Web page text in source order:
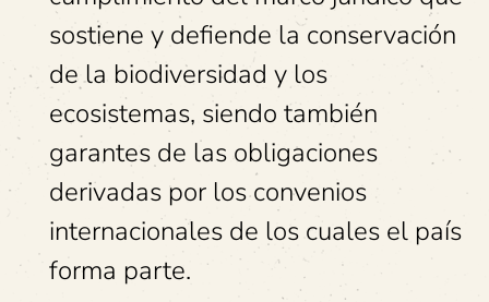
sostiene y defiende la conservación
de la biodiversidad y los
ecosistemas, siendo también
garantes de las obligaciones
derivadas por los convenios
internacionales de los cuales el país
forma parte.